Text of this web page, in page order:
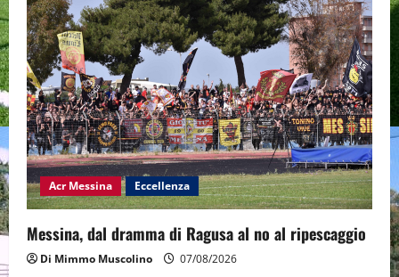
Acr Messina Eccellenza
Messina, dal dramma di Ragusa al no al ripescaggio
Di Mimmo Muscolino 07/08/2026